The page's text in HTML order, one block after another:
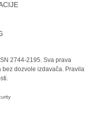
2744-2195. Sva prava
dozvole izdavača. Pravila